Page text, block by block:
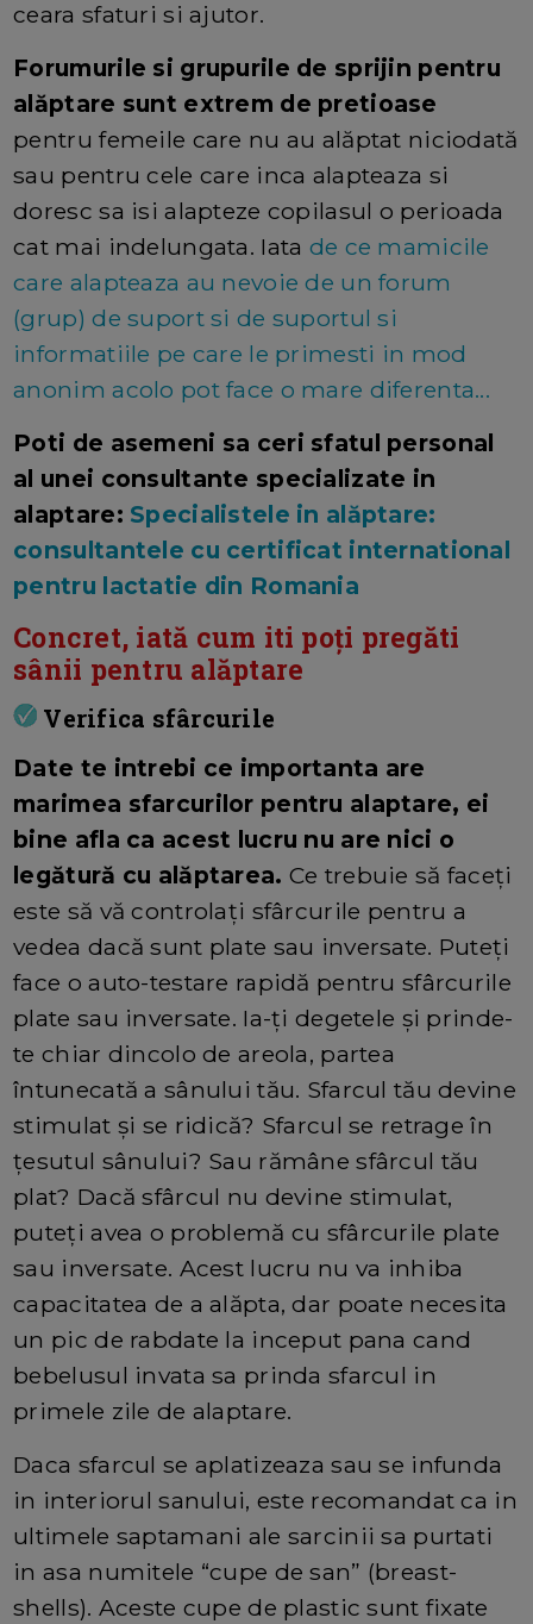
ceara sfaturi si ajutor.
Forumurile si grupurile de sprijin pentru
alăptare sunt extrem de pretioase
pentru femeile care nu au alăptat niciodată
sau pentru cele care inca alapteaza si
doresc sa isi alapteze copilasul o perioada
cat mai indelungata. Iata de ce mamicile
care alapteaza au nevoie de un forum
(grup) de suport si de suportul si
informatiile pe care le primesti in mod
anonim acolo pot face o mare diferenta...
Poti de asemeni sa ceri sfatul personal
al unei consultante specializate in
alaptare: Specialistele in alăptare:
consultantele cu certificat international
pentru lactatie din Romania
Concret, iată cum iti poți pregăti
sânii pentru alăptare
Verifica sfârcurile
Date te intrebi ce importanta are
marimea sfarcurilor pentru alaptare, ei
bine afla ca acest lucru nu are nici o
legătură cu alăptarea. Ce trebuie să faceți
este să vă controlați sfârcurile pentru a
vedea dacă sunt plate sau inversate. Puteți
face o auto-testare rapidă pentru sfârcurile
plate sau inversate. Ia-ți degetele și prinde-
te chiar dincolo de areola, partea
întunecată a sânului tău. Sfarcul tău devine
stimulat și se ridică? Sfarcul se retrage în
țesutul sânului? Sau rămâne sfârcul tău
plat? Dacă sfârcul nu devine stimulat,
puteți avea o problemă cu sfârcurile plate
sau inversate. Acest lucru nu va inhiba
capacitatea de a alăpta, dar poate necesita
un pic de rabdate la inceput pana cand
bebelusul invata sa prinda sfarcul in
primele zile de alaptare.
Daca sfarcul se aplatizeaza sau se infunda
in interiorul sanului, este recomandat ca in
ultimele saptamani ale sarcinii sa purtati
in asa numitele “cupe de san” (breast-
shells). Aceste cupe de plastic sunt fixate